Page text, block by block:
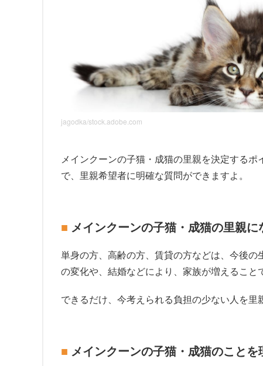
jagodka/stock.adobe.com
メインクーンの子猫・成猫の里親を決定する
で、里親希望者に明確な質問ができますよ。
メインクーンの子猫・成猫の里親
単身の方、高齢の方、賃貸の方などは、今後
の変化や、結婚などにより、家族が増えること
できるだけ、今考えられる負担の少ない人を里
メインクーンの子猫・成猫のこと